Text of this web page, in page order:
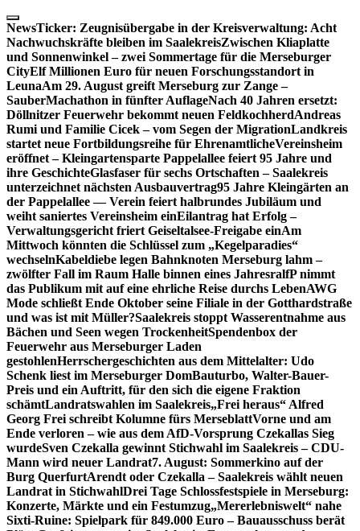
Skip
to
content
NewsTicker: Zeugnisübergabe in der Kreisverwaltung: Acht
Nachwuchskräfte bleiben im SaalekreisZwischen Kliaplatte
und Sonnenwinkel – zwei Sommertage für die Merseburger
CityElf Millionen Euro für neuen Forschungsstandort in
LeunaAm 29. August greift Merseburg zur Zange –
SauberMachathon in fünfter AuflageNach 40 Jahren ersetzt:
Döllnitzer Feuerwehr bekommt neuen FeldkochherdAndreas
Rumi und Familie Cicek – vom Segen der MigrationLandkreis
startet neue Fortbildungsreihe für EhrenamtlicheVereinsheim
eröffnet – Kleingartensparte Pappelallee feiert 95 Jahre und
ihre GeschichteGlasfaser für sechs Ortschaften – Saalekreis
unterzeichnet nächsten Ausbauvertrag95 Jahre Kleingärten an
der Pappelallee — Verein feiert halbrundes Jubiläum und
weiht saniertes Vereinsheim einEilantrag hat Erfolg –
Verwaltungsgericht friert Geiseltalsee-Freigabe einAm
Mittwoch könnten die Schlüssel zum „Kegelparadies“
wechselnKabeldiebe legen Bahnknoten Merseburg lahm –
zwölfter Fall im Raum Halle binnen eines JahresralfP nimmt
das Publikum mit auf eine ehrliche Reise durchs LebenAWG
Mode schließt Ende Oktober seine Filiale in der Gotthardstraße
und was ist mit Müller?Saalekreis stoppt Wasserentnahme aus
Bächen und Seen wegen TrockenheitSpendenbox der
Feuerwehr aus Merseburger Laden
gestohlenHerrschergeschichten aus dem Mittelalter: Udo
Schenk liest im Merseburger DomBauturbo, Walter-Bauer-
Preis und ein Auftritt, für den sich die eigene Fraktion
schämtLandratswahlen im Saalekreis„Frei heraus“ Alfred
Georg Frei schreibt Kolumne fürs MerseblattVorne und am
Ende verloren – wie aus dem AfD-Vorsprung Czekallas Sieg
wurdeSven Czekalla gewinnt Stichwahl im Saalekreis – CDU-
Mann wird neuer Landrat7. August: Sommerkino auf der
Burg QuerfurtArendt oder Czekalla – Saalekreis wählt neuen
Landrat in StichwahlDrei Tage Schlossfestspiele in Merseburg:
Konzerte, Märkte und ein Festumzug„Mererlebniswelt“ nahe
Sixti-Ruine: Spielpark für 849.000 Euro – Bauausschuss berät